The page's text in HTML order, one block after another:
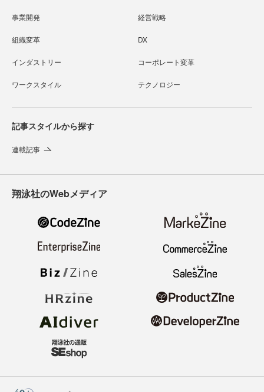
事業開発 経営戦略
組織変革 DX
インダストリー コーポレート変革
ワークスタイル テクノロジー
記事スタイルから探す
連載記事
翔泳社のWebメディア